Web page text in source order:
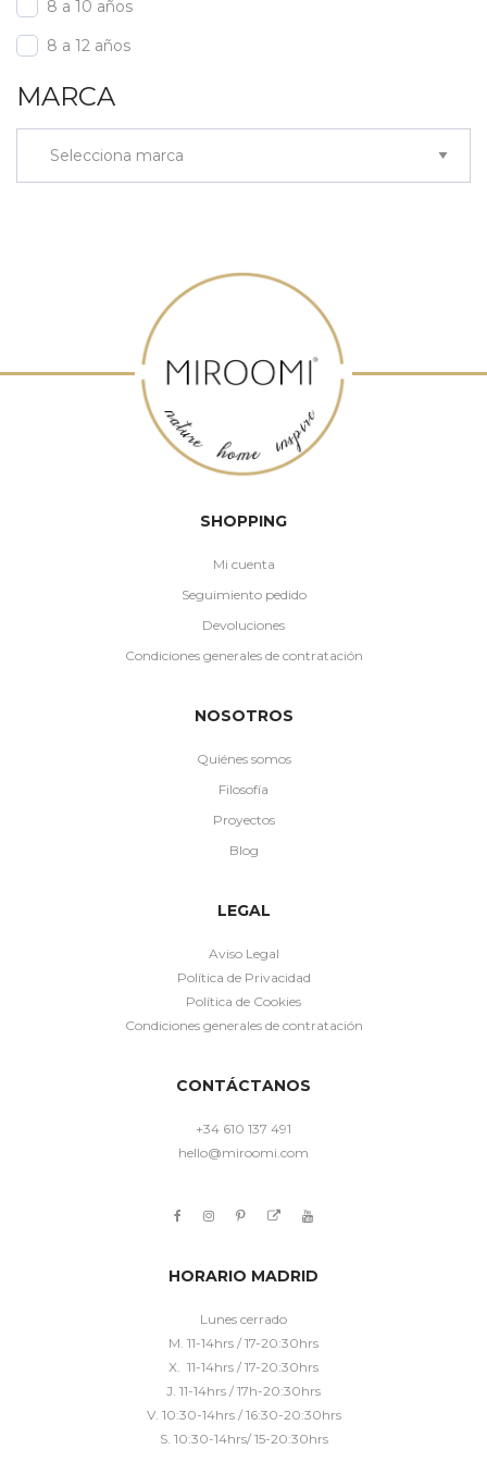
8 a 10 años
8 a 12 años
MARCA
SHOPPING
Mi cuenta
Seguimiento pedido
Devoluciones
Condiciones generales de contratación
NOSOTROS
Quiénes somos
Filosofía
Proyectos
Blog
LEGAL
Aviso Legal
Política de Privacidad
Política de Cookies
Condiciones generales de contratación
CONTÁCTANOS
+34 610 137 491
hello@miroomi.com
HORARIO MADRID
Lunes cerrado
M. 11-14hrs / 17-20:30hrs
X. 11-14hrs / 17-20:30hrs
J. 11-14hrs / 17h-20:30hrs
V. 10:30-14hrs / 16:30-20:30hrs
S. 10:30-14hrs/ 15-20:30hrs